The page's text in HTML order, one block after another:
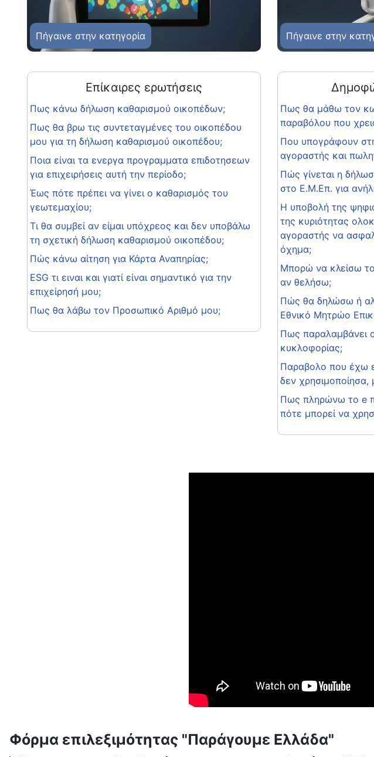
Πήγαινε στην κατηγορία Πήγαινε στην
Επίκαιρες ερωτήσεις
Πως κάνω δήλωση καθαρισμού οικοπέδων;
Πως θα βρω τις συντεταγμένες του οικοπέδου
μου για τη δήλωση καθαρισμού οικοπέδου;
Ποια είναι τα ενεργα προγραμματα επιδοτησεων
για επιχειρήσεις αυτή την περίοδο;
Έως πότε πρέπει να γίνει ο καθαρισμός του
γεωτεμαχίου;
Τι θα συμβεί αν είμαι υπόχρεος και δεν υποβάλω
τη σχετική δήλωση καθαρισμού οικοπέδου;
Πώς κάνω αίτηση για Κάρτα Αναπηρίας;
ESG τι ειναι και γιατί είναι σημαντικό για την
επιχείρησή μου;
Πως θα λάβω τον Προσωπικό Αριθμό μου;
Πως θα μάθω τον
παραβόλου που
Που υπογράφουν
αγοραστής και
Πώς γίνεται η
στο Ε.Μ.Επ. για
Η υποβολή της
της κυριότητας
αγοραστής να
όχημα;
Μπορώ να κλείσω
αν θελήσω;
Πώς θα δηλώσω ή
Εθνικό Μητρώο
Πως παραλαμβάνει
κυκλοφορίας;
Παραβολο που έχω
δεν
Πως πληρώνω το e
πότε μπορεί να
Φόρμα επιλεξιμότητας "Παράγουμε Ελλάδα"